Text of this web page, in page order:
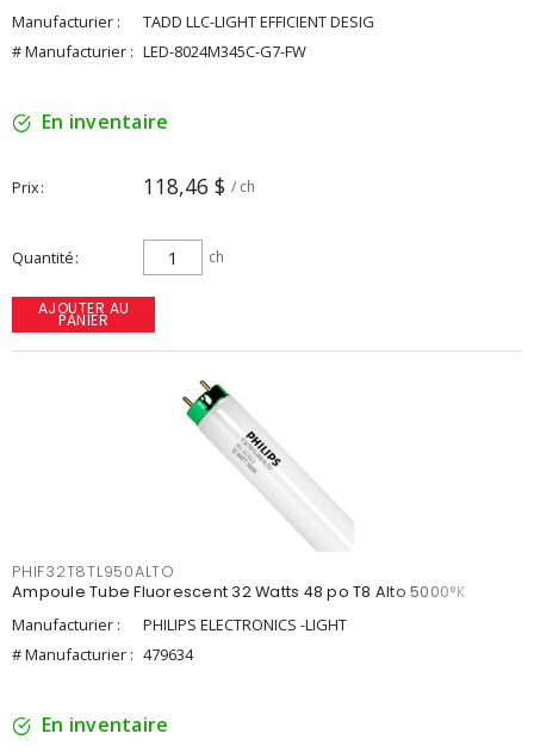
Manufacturier :
TADD LLC-LIGHT EFFICIENT DESIG
# Manufacturier : LED-8024M345C-G7-FW
En inventaire
Prix 118,46 $ / ch
Quantité ch
AJOUTER AU
PANIER
PHIF32T8TL950ALTO
Ampoule Tube Fluorescent 32 Watts 48 po T8 Alto 5000°K
Manufacturier :
PHILIPS ELECTRONICS -LIGHT
# Manufacturier : 479634
En inventaire